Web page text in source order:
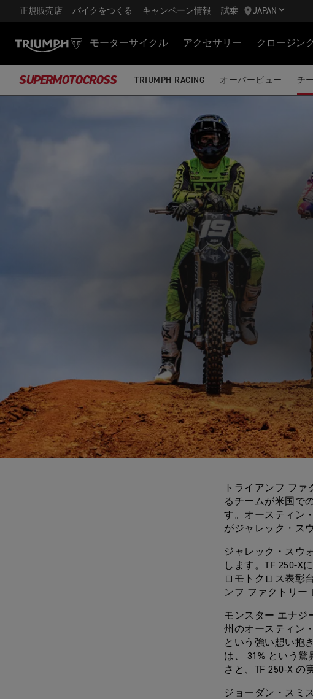
正規販売店 バイクをつくる キャンペーン情報 試乗 JAPAN
モーターサイクル アクセサリー クロージン
SUPERMOTOCROSS TRIUMPH RACING オーバービュー チ
トライアンフ フ
るチームが米国で
す。オースティン
がジャレック・ス
ジャレック・スウ
します。TF 250-X
ロモトクロス表彰
ンフ ファクトリー
モンスター エナジ
州のオースティン
という強い想い抱
は、 31% という
さと、TF 250-X の
ジョーダン・スミ